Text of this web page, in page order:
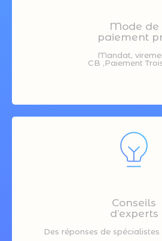
Mode de
paiement
Mandat,
CB ,Paiement
Conseils
d’experts
Des réponses de